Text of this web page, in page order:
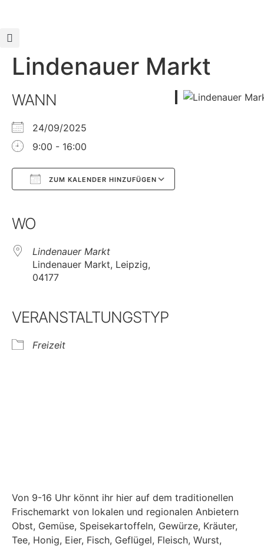
Lindenauer Markt
WANN
24/09/2025
9:00 - 16:00
ZUM KALENDER HINZUFÜGEN
WO
Lindenauer Markt
Lindenauer Markt, Leipzig,
04177
VERANSTALTUNGSTYP
Freizeit
Von 9-16 Uhr könnt ihr hier auf dem traditionellen
Frischemarkt von lokalen und regionalen Anbietern
Obst, Gemüse, Speisekartoffeln, Gewürze, Kräuter,
Tee, Honig, Eier, Fisch, Geflügel, Fleisch, Wurst,